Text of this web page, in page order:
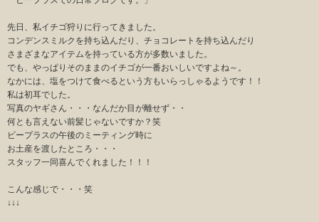
先日、私イチゴ狩りに行ってきました。
コンデンスミルクを持ち込んだり、チョコレートを持ち込んだり
さまざまなアイテムを持っている方が多数いました。
でも、やっぱりそのままのイチゴが一番おいしいですよね～。
なかには、塩をつけて食べるという方もいらっしゃるようです！！
私は初耳でした。
写真のヤギさん・・・なんだか目が離せず・・
何とも言えない前髪じゃないですか？笑
ビープラスの午後のミーティング時に
お土産を渡したところ・・・
スタッフ一同喜んでくれました！！！
こんな感じで・・・笑
↓↓↓